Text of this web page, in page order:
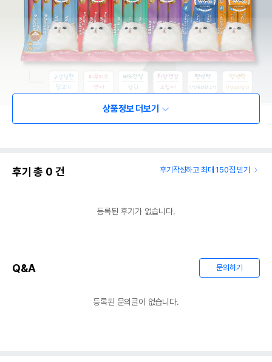
상품정보 더보기
후기 총 0 건 후기작성하고 최대 150점 받기
등록된 후기가 없습니다.
Q&A 문의하기
등록된 문의글이 없습니다.